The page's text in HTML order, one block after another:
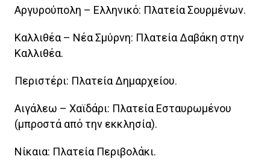
Αργυρούπολη – Ελληνικό: Πλατεία Σουρμένων.
Καλλιθέα – Νέα Σμύρνη: Πλατεία Δαβάκη στην
Καλλιθέα.
Περιστέρι: Πλατεία Δημαρχείου.
Αιγάλεω – Χαϊδάρι: Πλατεία Εσταυρωμένου
(μπροστά από την εκκλησία).
Νίκαια: Πλατεία Περιβολάκι.